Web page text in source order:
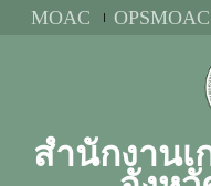
MOAC OPSMOAC
สำนักงาน